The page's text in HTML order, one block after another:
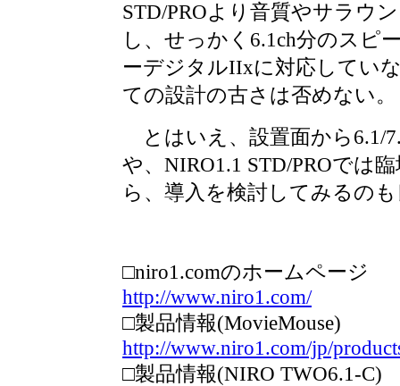
STD/PROより音質やサラウ
し、せっかく6.1ch分のスピ
ーデジタルIIxに対応してい
ての設計の古さは否めない。
とはいえ、設置面から6.1/
や、NIRO1.1 STD/PROでは
ら、導入を検討してみるの
□niro1.comのホームページ
http://www.niro1.com/
□製品情報(MovieMouse)
http://www.niro1.com/jp/
□製品情報(NIRO TWO6.1-C)